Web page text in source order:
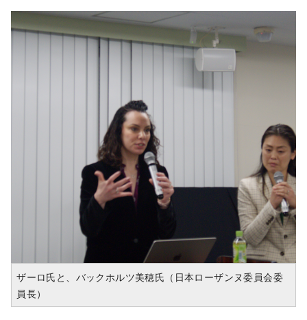
ザーロ氏と、バックホルツ美穂氏（日本ローザンヌ委員会委
員長）